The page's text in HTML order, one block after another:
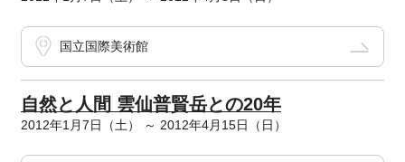
国立国際美術館
自然と人間 雲仙普賢岳との20年
2012年1月7日（土） ～ 2012年4月15日（日）